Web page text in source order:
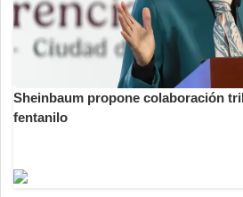
Sheinbaum propone colaboración
fentanilo